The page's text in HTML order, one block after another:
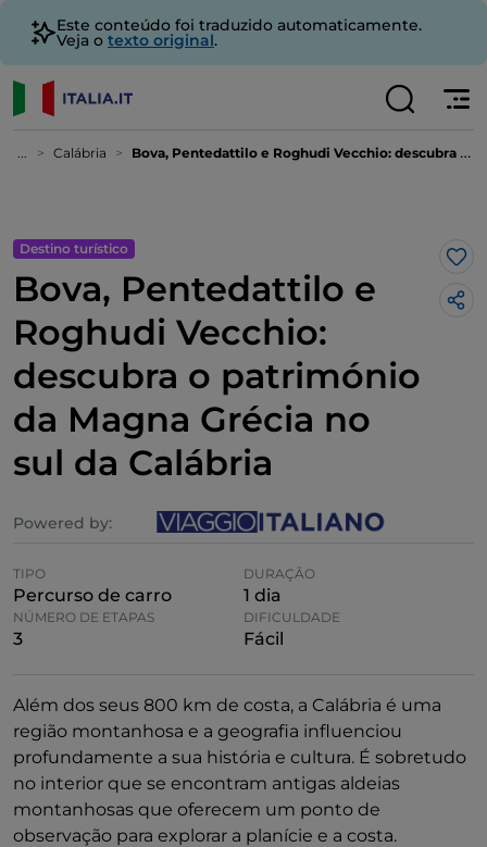
Este conteúdo foi traduzido automaticamente.
Veja o texto original.
... Calábria Bova, Pentedattilo e Roghudi Vecchio: descubra o património da Magna Grécia no sul da Calábria
Destino turístico
Bova, Pentedattilo e
Roghudi Vecchio:
descubra o património
da Magna Grécia no
sul da Calábria
Powered by:
TIPO
Percurso de carro
DURAÇÃO
1 dia
NÚMERO DE ETAPAS
3
DIFICULDADE
Fácil
Além dos seus 800 km de costa, a Calábria é uma
região montanhosa e a geografia influenciou
profundamente a sua história e cultura. É sobretudo
no interior que se encontram antigas aldeias
montanhosas que oferecem um ponto de
observação para explorar a planície e a costa.